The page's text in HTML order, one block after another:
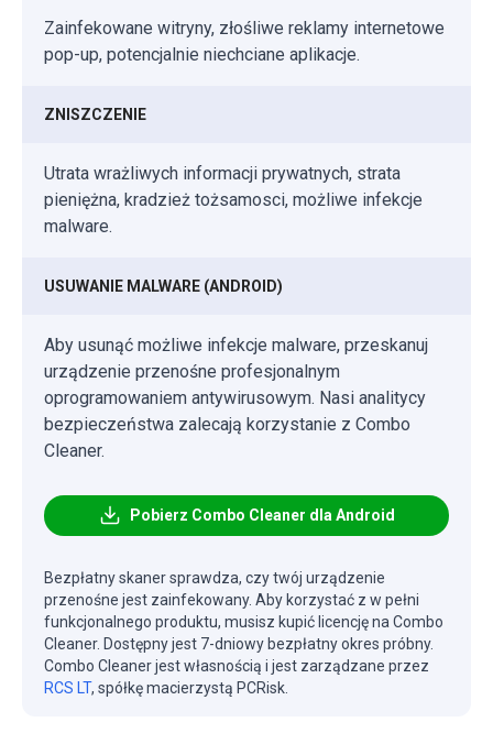
Zainfekowane witryny, złośliwe reklamy internetowe
pop-up, potencjalnie niechciane aplikacje.
ZNISZCZENIE
Utrata wrażliwych informacji prywatnych, strata
pieniężna, kradzież tożsamosci, możliwe infekcje
malware.
USUWANIE MALWARE (ANDROID)
Aby usunąć możliwe infekcje malware, przeskanuj
urządzenie przenośne profesjonalnym
oprogramowaniem antywirusowym. Nasi analitycy
bezpieczeństwa zalecają korzystanie z Combo
Cleaner.
Pobierz Combo Cleaner dla Android
Bezpłatny skaner sprawdza, czy twój urządzenie
przenośne jest zainfekowany. Aby korzystać z w pełni
funkcjonalnego produktu, musisz kupić licencję na Combo
Cleaner. Dostępny jest 7-dniowy bezpłatny okres próbny.
Combo Cleaner jest własnością i jest zarządzane przez
RCS LT, spółkę macierzystą PCRisk.